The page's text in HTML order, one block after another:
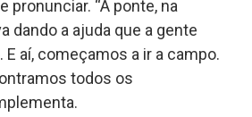
pronunciar. “A ponte, na
dando a ajuda que a gente
aí, começamos a ir a campo.
todos os